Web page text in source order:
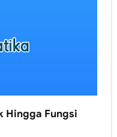
Hingga Fungsi